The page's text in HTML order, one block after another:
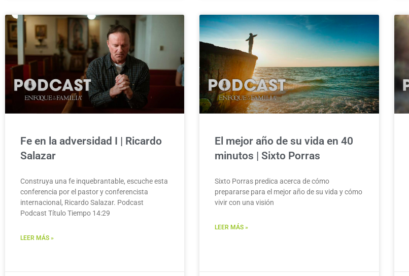
Fe en la adversidad I | Ricardo
Salazar
Construya una fe inquebrantable, escuche esta
conferencia por el pastor y conferencista
internacional, Ricardo Salazar. Podcast
Podcast Título Tiempo 14:29
LEER MÁS »
El mejor año de su vida en 40
minutos | Sixto Porras
Sixto Porras predica acerca de cómo
prepararse para el mejor año de su vida y cómo
vivir con una visión
LEER MÁS »